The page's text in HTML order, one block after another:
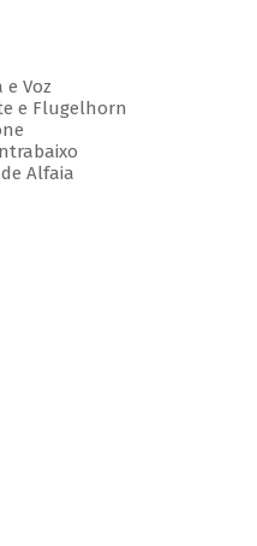
Voz
e Flugelhorn
Alfaia